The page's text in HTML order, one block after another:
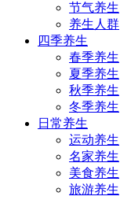
节气养生
养生人群
四季养生
春季养生
夏季养生
秋季养生
冬季养生
日常养生
运动养生
名家养生
美食养生
旅游养生